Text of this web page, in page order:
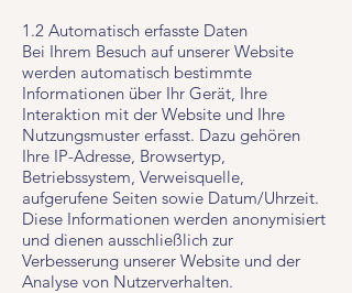
1.2 Automatisch erfasste Daten
Bei Ihrem Besuch auf unserer Website
werden automatisch bestimmte
Informationen über Ihr Gerät, Ihre
Interaktion mit der Website und Ihre
Nutzungsmuster erfasst. Dazu gehören
Ihre IP-Adresse, Browsertyp,
Betriebssystem, Verweisquelle,
aufgerufene Seiten sowie Datum/Uhrzeit.
Diese Informationen werden anonymisiert
und dienen ausschließlich zur
Verbesserung unserer Website und der
Analyse von Nutzerverhalten.